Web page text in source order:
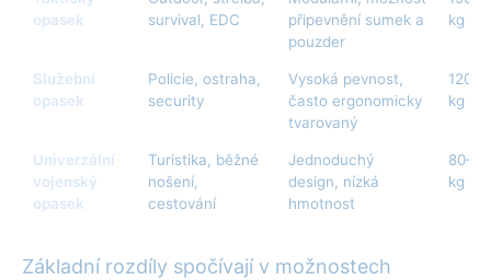
opasek
survival, EDC
připevnění sumek a
pouzder
kg
Služební
opasek
Policie, ostraha,
security
Vysoká pevnost,
často ergonomicky
tvarovaný
kg
Univerzální
vojenský
opasek
Turistika, běžné
nošení,
cestování
Jednoduchý
design, nízká
hmotnost
kg
Základní rozdíly spočívají v možnostech